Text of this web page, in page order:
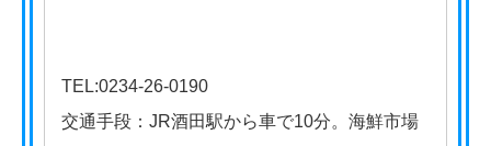
TEL:0234-26-0190
交通手段：JR酒田駅から車で10分。海鮮市場